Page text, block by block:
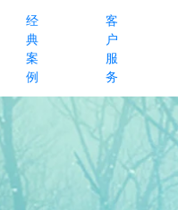
经
典
案
例
客
户
服
务